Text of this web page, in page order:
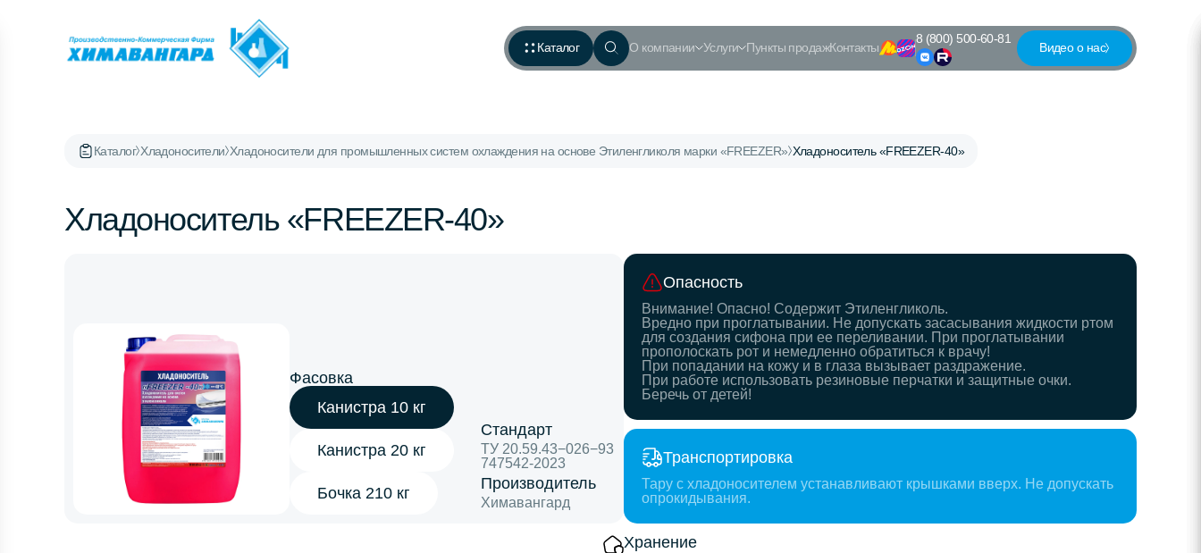
Каталог О компании Услуги Пункты продажКонтакты
8 (800) 500-60-81
Видео о нас
Каталог Хладоносители Хладоносители для промышленных систем охлаждения на основе Этиленгликоля марки «FREEZER» Хладоноситель «FREEZER-40»
Хладоноситель «FREEZER-40»
Фасовка
Канистра 10 кг
Канистра 20 кг
Бочка 210 кг
Стандарт
ТУ 20.59.43−026−93
747542-2023
Производитель
Химавангард
Опасность
Внимание! Опасно! Содержит Этиленгликоль.
Вредно при проглатывании. Не допускать засасывания жидкости ртом
для создания сифона при ее переливании. При проглатывании
прополоскать рот и немедленно обратиться к врачу!
При попадании на кожу и в глаза вызывает раздражение.
При работе использовать резиновые перчатки и защитные очки.
Беречь от детей!
Транспортировка
Тару с хладоносителем устанавливают крышками вверх. Не допускать
опрокидывания.
Хранение